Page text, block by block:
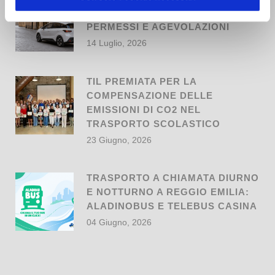
A REGGIO EMILIA: REGOLE,
PERMESSI E AGEVOLAZIONI
14 Luglio, 2026
TIL PREMIATA PER LA
COMPENSAZIONE DELLE
EMISSIONI DI CO2 NEL
TRASPORTO SCOLASTICO
23 Giugno, 2026
TRASPORTO A CHIAMATA DIURNO
E NOTTURNO A REGGIO EMILIA:
ALADINOBUS E TELEBUS CASINA
04 Giugno, 2026